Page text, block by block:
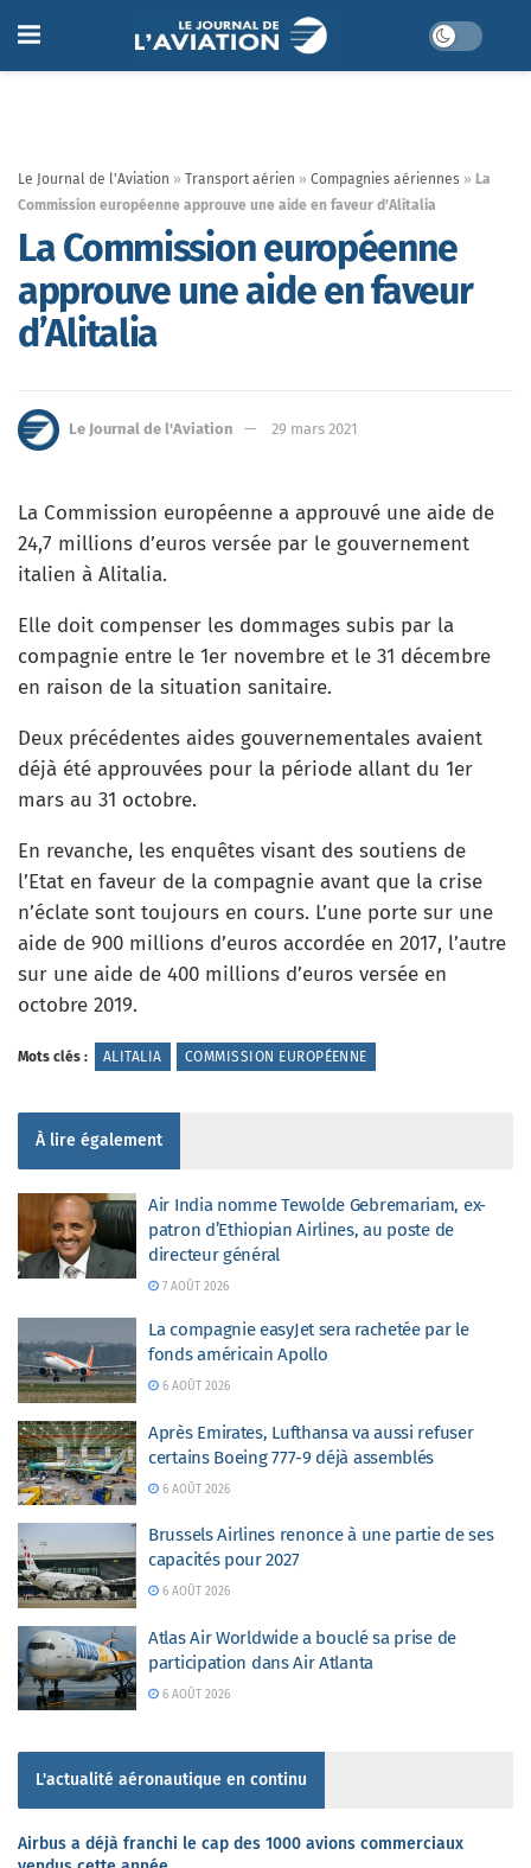
Le Journal de l'Aviation » Transport aérien » Compagnies aériennes » La
Commission européenne approuve une aide en faveur d’Alitalia
La Commission européenne
approuve une aide en faveur
d’Alitalia
Le Journal de l'Aviation 29 mars 2021
La Commission européenne a approuvé une aide de
24,7 millions d’euros versée par le gouvernement
italien à Alitalia.
Elle doit compenser les dommages subis par la
compagnie entre le 1er novembre et le 31 décembre
en raison de la situation sanitaire.
Deux précédentes aides gouvernementales avaient
déjà été approuvées pour la période allant du 1er
mars au 31 octobre.
En revanche, les enquêtes visant des soutiens de
l’Etat en faveur de la compagnie avant que la crise
n’éclate sont toujours en cours. L’une porte sur une
aide de 900 millions d’euros accordée en 2017, l’autre
sur une aide de 400 millions d’euros versée en
octobre 2019.
Mots clés : ALITALIA COMMISSION EUROPÉENNE
À lire également
Air India nomme Tewolde Gebremariam, ex-
patron d’Ethiopian Airlines, au poste de
directeur général
7 AOÛT 2026
La compagnie easyJet sera rachetée par le
fonds américain Apollo
6 AOÛT 2026
Après Emirates, Lufthansa va aussi refuser
certains Boeing 777-9 déjà assemblés
6 AOÛT 2026
Brussels Airlines renonce à une partie de ses
capacités pour 2027
6 AOÛT 2026
Atlas Air Worldwide a bouclé sa prise de
participation dans Air Atlanta
6 AOÛT 2026
L'actualité aéronautique en continu
Airbus a déjà franchi le cap des 1000 avions commerciaux